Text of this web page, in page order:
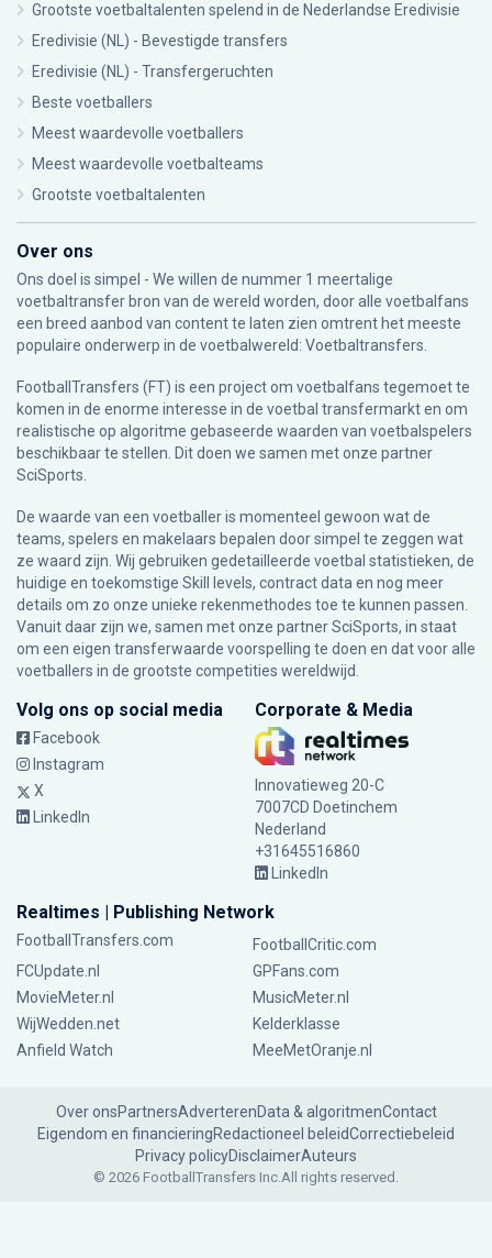
Grootste voetbaltalenten spelend in de Nederlandse Eredivisie
Eredivisie (NL) - Bevestigde transfers
Eredivisie (NL) - Transfergeruchten
Beste voetballers
Meest waardevolle voetballers
Meest waardevolle voetbalteams
Grootste voetbaltalenten
Over ons
Ons doel is simpel - We willen de nummer 1 meertalige
voetbaltransfer bron van de wereld worden, door alle voetbalfans
een breed aanbod van content te laten zien omtrent het meeste
populaire onderwerp in de voetbalwereld: Voetbaltransfers.
FootballTransfers (FT) is een project om voetbalfans tegemoet te
komen in de enorme interesse in de voetbal transfermarkt en om
realistische op algoritme gebaseerde waarden van voetbalspelers
beschikbaar te stellen. Dit doen we samen met onze partner
SciSports
De waarde van een voetballer is momenteel gewoon wat de
teams, spelers en makelaars bepalen door simpel te zeggen wat
ze waard zijn. Wij gebruiken gedetailleerde voetbal statistieken, de
huidige en toekomstige Skill levels, contract data en nog meer
details om zo onze unieke rekenmethodes toe te kunnen passen.
Vanuit daar zijn we, samen met onze partner SciSports, in staat
om een eigen transferwaarde voorspelling te doen en dat voor alle
voetballers in de grootste competities wereldwijd.
Volg ons op social media
Facebook
Instagram
X
LinkedIn
Corporate & Media
Innovatieweg 20-C
7007CD Doetinchem
Nederland
+31645516860
LinkedIn
Realtimes | Publishing Network
FootballTransfers.com
FootballCritic.com
FCUpdate.nl
GPFans.com
MovieMeter.nl
MusicMeter.nl
WijWedden.net
Kelderklasse
Anfield Watch
MeeMetOranje.nl
Over onsPartnersAdverterenData & algoritmenContact
Eigendom en financieringRedactioneel beleidCorrectiebeleid
Privacy policyDisclaimerAuteurs
© 2026 FootballTransfers Inc.All rights reserved.